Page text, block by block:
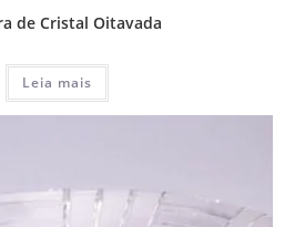
de Cristal Oitavada
Leia mais